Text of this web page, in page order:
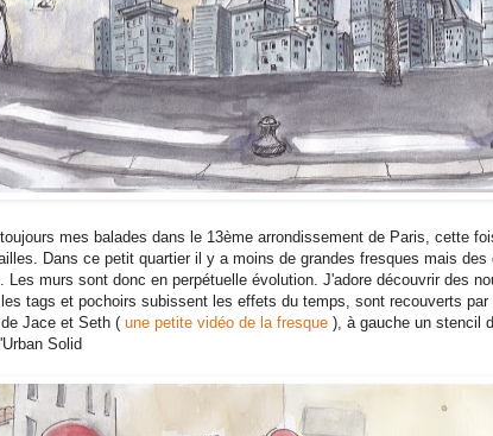
mes balades dans le 13ème arrondissement de Paris, cette
Dans ce petit quartier il y a moins de grandes fresques mais
Les murs sont donc en perpétuelle évolution. J'adore découvrir des
tags et pochoirs subissent les effets du temps, sont recouverts
Jace et Seth ( une petite vidéo de la fresque ), à gauche un stencil
Solid